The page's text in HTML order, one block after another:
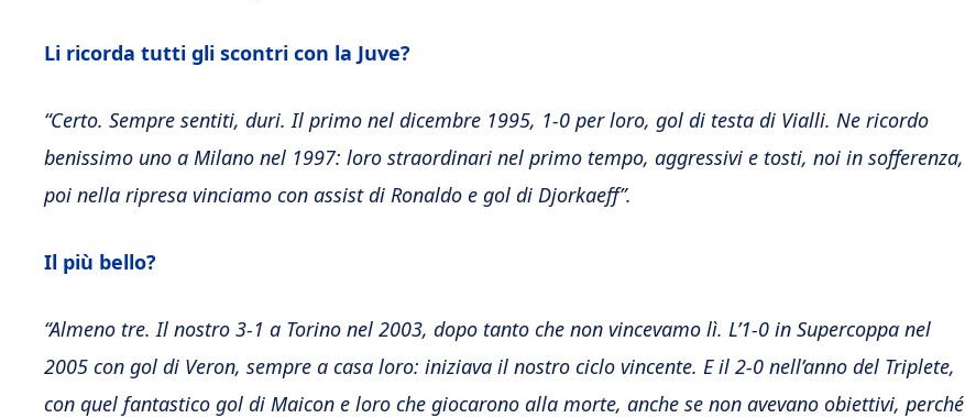
Li ricorda tutti gli scontri con la Juve?
“Certo. Sempre sentiti, duri. Il primo nel dicembre 1995, 1-0 per loro, gol di testa di Vialli. Ne ricordo
benissimo uno a Milano nel 1997: loro straordinari nel primo tempo, aggressivi e tosti, noi in sofferenza,
poi nella ripresa vinciamo con assist di Ronaldo e gol di Djorkaeff”.
Il più bello?
“Almeno tre. Il nostro 3-1 a Torino nel 2003, dopo tanto che non vincevamo lì. L’1-0 in Supercoppa nel
2005 con gol di Veron, sempre a casa loro: iniziava il nostro ciclo vincente. E il 2-0 nell’anno del Triplete,
con quel fantastico gol di Maicon e loro che giocarono alla morte, anche se non avevano obiettivi, perché